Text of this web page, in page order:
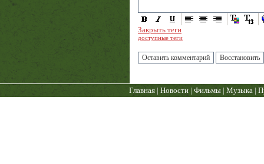
Закрыть теги
доступные теги
Главная |Новости |Фильмы |Музыка |